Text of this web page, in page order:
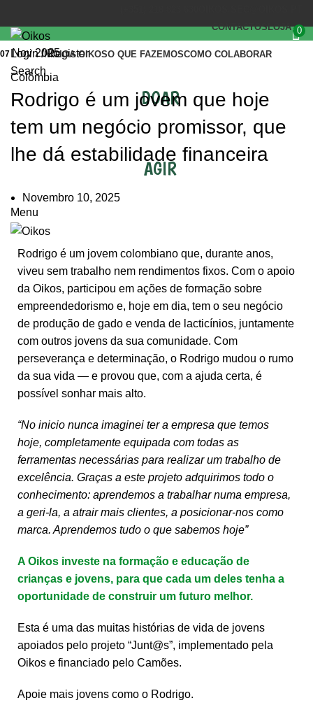
CONTACTOSLOJA 0
Login / Register
Search
INÍCIOA OIKOSO QUE FAZEMOSCOMO COLABORAR
DOAR
AGIR
Menu
Colômbia
Rodrigo é um jovem que hoje
tem um negócio promissor, que
lhe dá estabilidade financeira
Novembro 10, 2025
07 Nov 2025
Rodrigo é um jovem colombiano que, durante anos,
viveu sem trabalho nem rendimentos fixos. Com o apoio
da Oikos, participou em ações de formação sobre
empreendedorismo e, hoje em dia, tem o seu negócio
de produção de gado e venda de lacticínios, juntamente
com outros jovens da sua comunidade. Com
perseverança e determinação, o Rodrigo mudou o rumo
da sua vida — e provou que, com a ajuda certa, é
possível sonhar mais alto.
“No inicio nunca imaginei ter a empresa que temos
hoje, completamente equipada com todas as
ferramentas necessárias para realizar um trabalho de
excelência. Graças a este projeto adquirimos todo o
conhecimento: aprendemos a trabalhar numa empresa,
a geri-la, a atrair mais clientes, a posicionar-nos como
marca. Aprendemos tudo o que sabemos hoje”
A Oikos investe na formação e educação de
crianças e jovens, para que cada um deles tenha a
oportunidade de construir um futuro melhor.
Esta é uma das muitas histórias de vida de jovens
apoiados pelo projeto “Junt@s”, implementado pela
Oikos e financiado pelo Camões.
Apoie mais jovens como o Rodrigo.